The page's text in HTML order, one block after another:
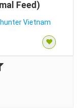
Feed)
Vietnam